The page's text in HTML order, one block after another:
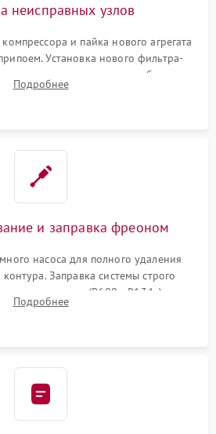
неисправных узлов
и пайка нового агрегата
Установка нового фильтра-
вентиляторов обдува,
или поврежденных дверных петель.
Подробнее
и заправка фреоном
насоса для полного удаления
Заправка системы строго
хладагента (R600a, R134a) по
рабочего давления в системе.
Подробнее